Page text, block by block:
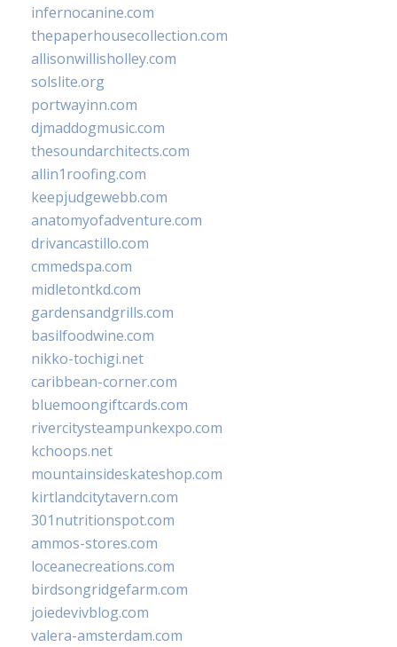
infernocanine.com
thepaperhousecollection.com
allisonwillisholley.com
solslite.org
portwayinn.com
djmaddogmusic.com
thesoundarchitects.com
allin1roofing.com
keepjudgewebb.com
anatomyofadventure.com
drivancastillo.com
cmmedspa.com
midletontkd.com
gardensandgrills.com
basilfoodwine.com
nikko-tochigi.net
caribbean-corner.com
bluemoongiftcards.com
rivercitysteampunkexpo.com
kchoops.net
mountainsideskateshop.com
kirtlandcitytavern.com
301nutritionspot.com
ammos-stores.com
loceanecreations.com
birdsongridgefarm.com
joiedevivblog.com
valera-amsterdam.com